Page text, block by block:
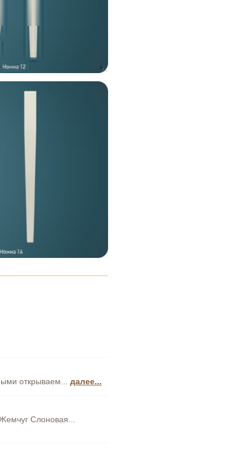
открываем... далее...
Слоновая...